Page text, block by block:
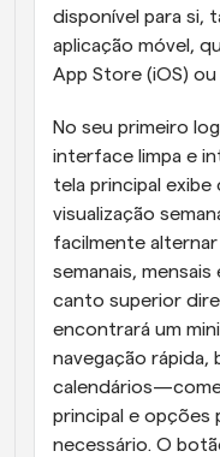
disponível para si,
aplicação móvel,
App Store (iOS)
No seu primeiro
interface limpa e
tela principal exibe
visualização
facilmente
semanais,
canto superior
encontrará um
navegação rápida,
principal e opções
necessário. O